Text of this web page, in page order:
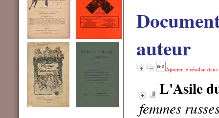
auteur
Ajouter le résultat
L'Asile
femmes